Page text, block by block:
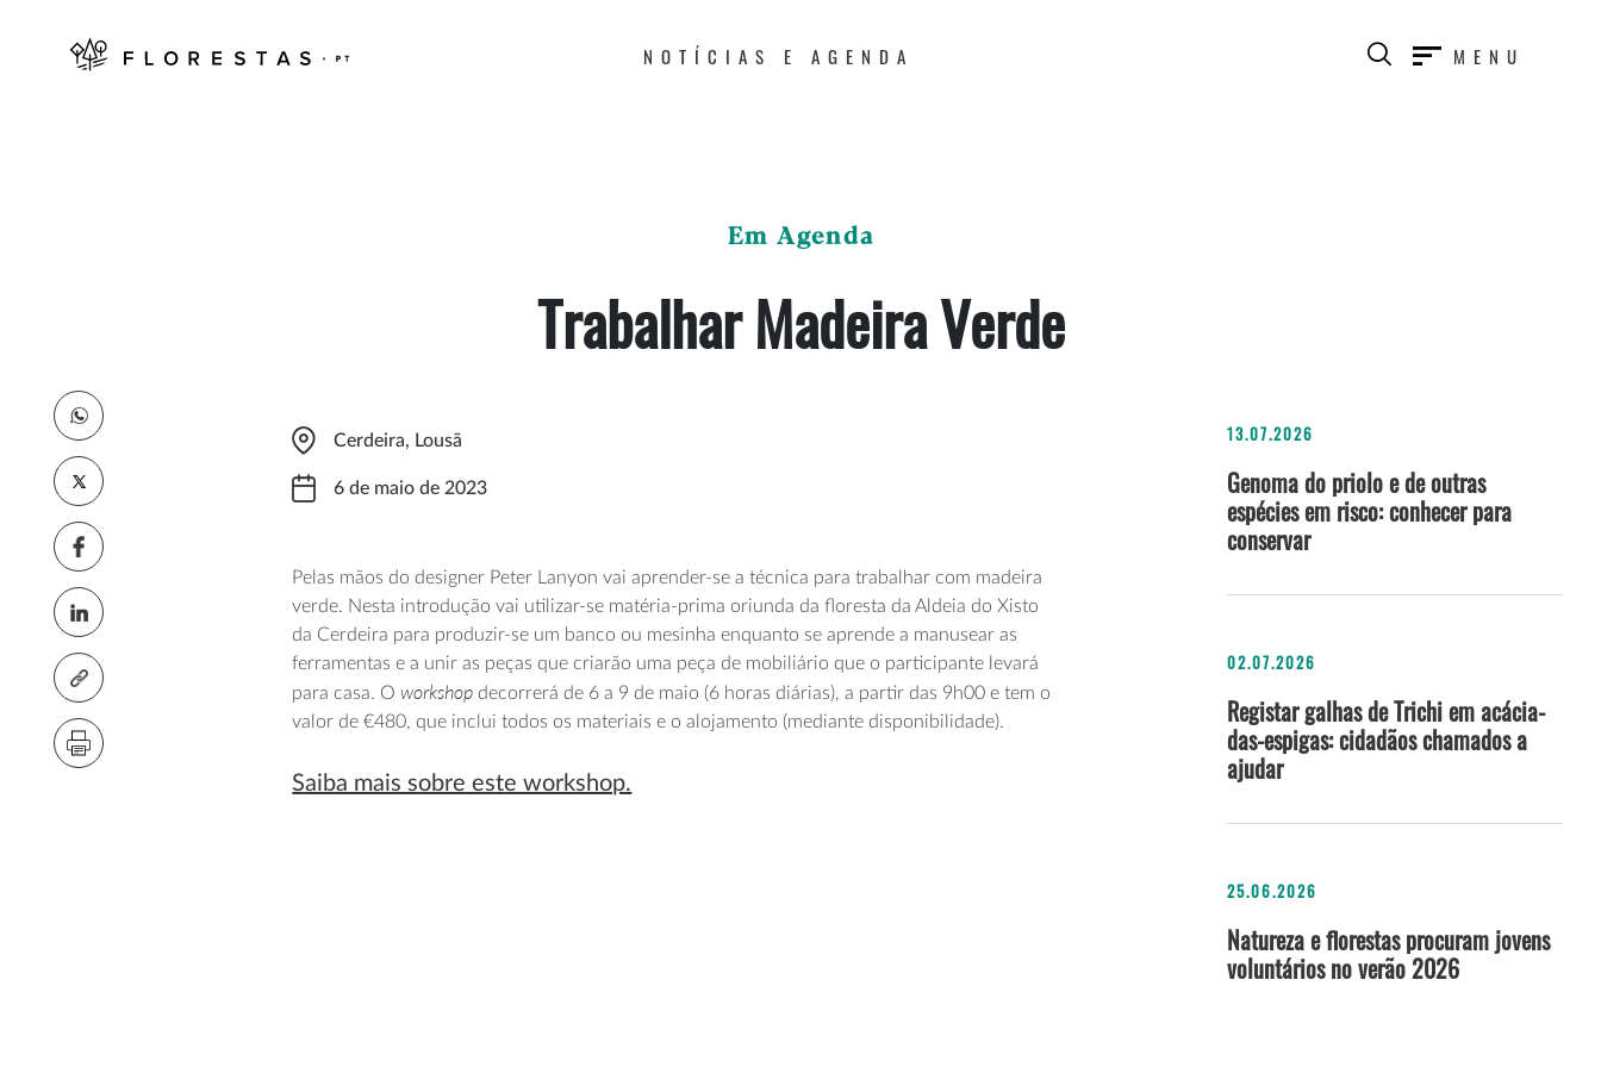
NOTÍCIAS E AGENDA MENU
Em Agenda
Trabalhar Madeira Verde
Cerdeira, Lousã
6 de maio de 2023
Pelas mãos do designer Peter Lanyon vai aprender-se a técnica para trabalhar com madeira
verde. Nesta introdução vai utilizar-se matéria-prima oriunda da floresta da Aldeia do Xisto
da Cerdeira para produzir-se um banco ou mesinha enquanto se aprende a manusear as
ferramentas e a unir as peças que criarão uma peça de mobiliário que o participante levará
para casa. Oworkshop decorrerá de 6 a 9 de maio (6 horas diárias), a partir das 9h00 e tem o
valor de €480, que inclui todos os materiais e o alojamento (mediante disponibilidade).
Saiba mais sobre este workshop.
13.07.2026
Genoma do priolo e de outras
espécies em risco: conhecer para
conservar
02.07.2026
Registar galhas de Trichi em acácia-
das-espigas: cidadãos chamados a
ajudar
25.06.2026
Natureza e florestas procuram jovens
voluntários no verão 2026